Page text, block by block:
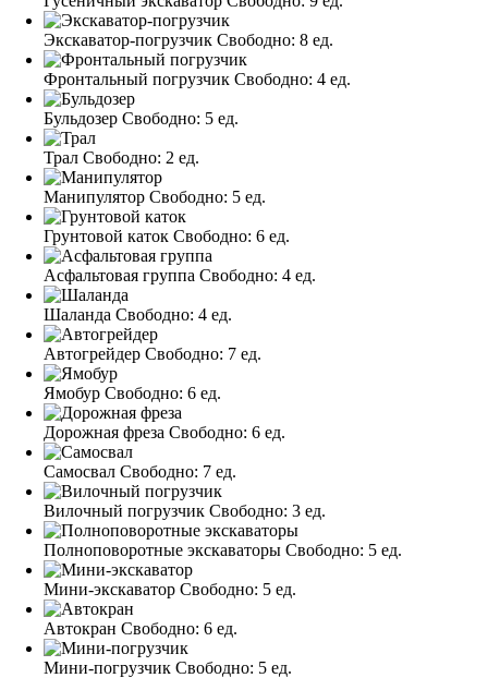
Экскаватор-погрузчик Свободно: 8 ед.
Фронтальный погрузчик Свободно: 4 ед.
Бульдозер Свободно: 5 ед.
Трал Свободно: 2 ед.
Манипулятор Свободно: 5 ед.
Грунтовой каток Свободно: 6 ед.
Асфальтовая группа Свободно: 4 ед.
Шаланда Свободно: 4 ед.
Автогрейдер Свободно: 7 ед.
Ямобур Свободно: 6 ед.
Дорожная фреза Свободно: 6 ед.
Самосвал Свободно: 7 ед.
Вилочный погрузчик Свободно: 3 ед.
Полноповоротные экскаваторы Свободно: 5 ед.
Мини-экскаватор Свободно: 5 ед.
Автокран Свободно: 6 ед.
Мини-погрузчик Свободно: 5 ед.